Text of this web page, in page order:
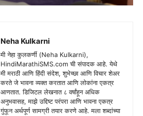
Neha Kulkarni
मी नेहा कुलकर्णी (Neha Kulkarni),
HindiMarathiSMS.com ची संपादक आहे. येथे
मी मराठी आणि हिंदी संदेश, शुभेच्छा आणि विचार शेअर
करते जे भावना व्यक्त करतात आणि लोकांना एकत्र
आणतात. डिजिटल लेखनात ८ वर्षांहून अधिक
अनुभवासह, माझे उद्दिष्ट परंपरा आणि भावना एकत्र
गुंफून अर्थपूर्ण सामग्री तयार करणे आहे. मला शब्दांच्या